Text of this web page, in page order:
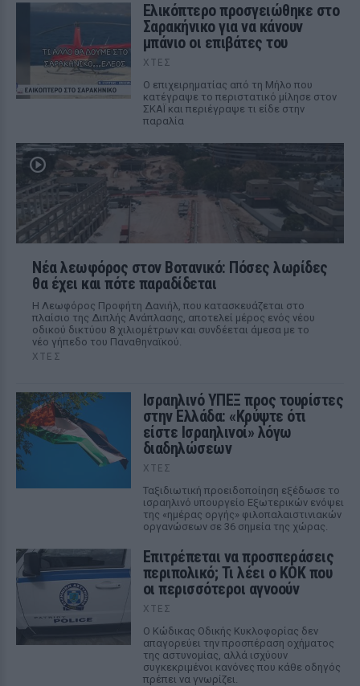
Ελικόπτερο προσγειώθηκε στο
Σαρακήνικο για να κάνουν
μπάνιο οι επιβάτες του
ΧΤΕΣ
Ο επιχειρηματίας από τη Μήλο που
κατέγραψε το περιστατικό μίλησε στον
ΣΚΑΪ και περιέγραψε τι είδε στην
παραλία
Νέα λεωφόρος στον Βοτανικό: Πόσες λωρίδες
θα έχει και πότε παραδίδεται
Η Λεωφόρος Προφήτη Δανιήλ, που κατασκευάζεται στο
πλαίσιο της Διπλής Ανάπλασης, αποτελεί μέρος ενός νέου
οδικού δικτύου 8 χιλιομέτρων και συνδέεται άμεσα με το
νέο γήπεδο του Παναθηναϊκού.
ΧΤΕΣ
Ισραηλινό ΥΠΕΞ προς τουρίστες
στην Ελλάδα: «Κρύψτε ότι
είστε Ισραηλινοί» λόγω
διαδηλώσεων
ΧΤΕΣ
Ταξιδιωτική προειδοποίηση εξέδωσε το
ισραηλινό υπουργείο Εξωτερικών ενόψει
της «ημέρας οργής» φιλοπαλαιστινιακών
οργανώσεων σε 36 σημεία της χώρας.
Επιτρέπεται να προσπεράσεις
περιπολικό; Τι λέει ο ΚΟΚ που
οι περισσότεροι αγνοούν
ΧΤΕΣ
Ο Κώδικας Οδικής Κυκλοφορίας δεν
απαγορεύει την προσπέραση οχήματος
της αστυνομίας, αλλά ισχύουν
συγκεκριμένοι κανόνες που κάθε οδηγός
πρέπει να γνωρίζει.